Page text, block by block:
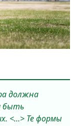
должна
быть
<…> Те формы